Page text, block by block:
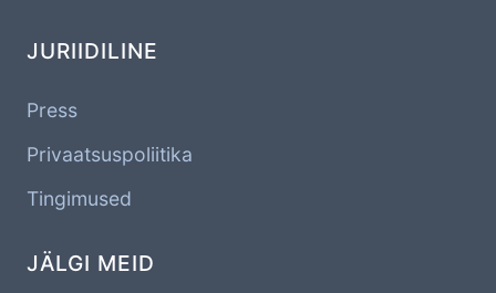
JURIIDILINE
Press
Privaatsuspoliitika
Tingimused
JÄLGI MEID